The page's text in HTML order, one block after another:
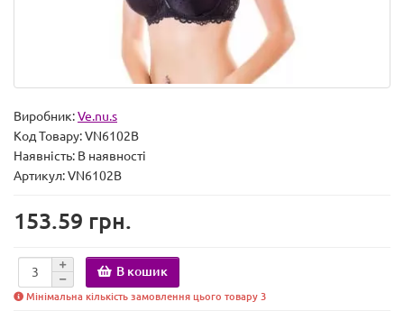
Виробник:Ve.nu.s
Код Товару:VN6102B
Наявність: В наявності
Артикул: VN6102B
153.59 грн.
В кошик
Мінімальна кількість замовлення цього товару 3